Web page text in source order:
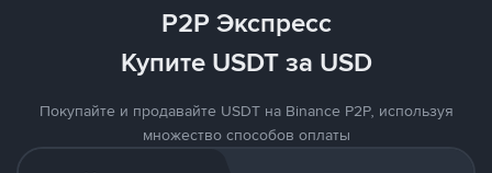
P2P Экспресс
Купите USDT за USD
Покупайте и продавайте USDT на Binance P2P, используя
множество способов оплаты